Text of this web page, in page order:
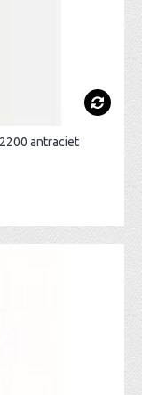
antraciet